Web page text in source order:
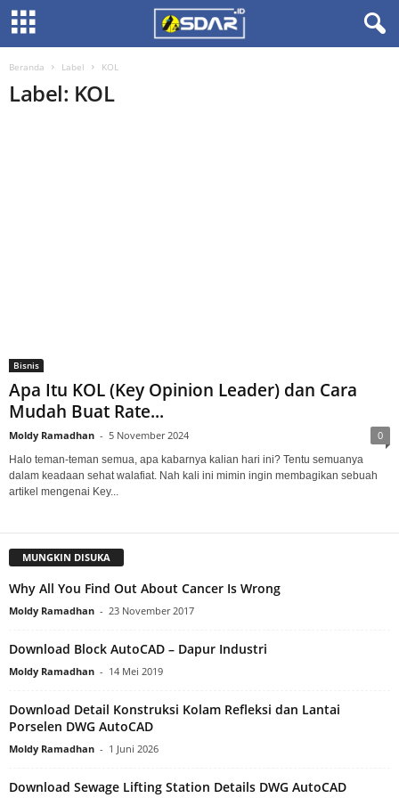
Beranda Label KOL
Label: KOL
Bisnis
Apa Itu KOL (Key Opinion Leader) dan Cara
Mudah Buat Rate...
Moldy Ramadhan - 5 November 2024 0
Halo teman-teman semua, apa kabarnya kalian hari ini? Tentu semuanya
dalam keadaan sehat walafiat. Nah kali ini mimin ingin membagikan sebuah
artikel mengenai Key...
MUNGKIN DISUKA
Why All You Find Out About Cancer Is Wrong
Moldy Ramadhan - 23 November 2017
Download Block AutoCAD – Dapur Industri
Moldy Ramadhan - 14 Mei 2019
Download Detail Konstruksi Kolam Refleksi dan Lantai
Porselen DWG AutoCAD
Moldy Ramadhan - 1 Juni 2026
Download Sewage Lifting Station Details DWG AutoCAD